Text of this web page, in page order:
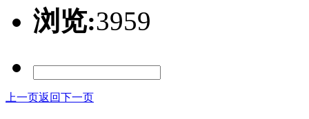
浏览:3959
上一页返回下一页